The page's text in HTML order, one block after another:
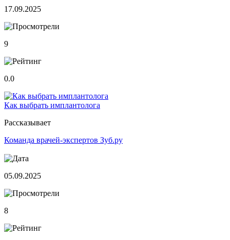
17.09.2025
9
0.0
Как выбрать имплантолога
Рассказывает
Команда врачей-экспертов Зуб.ру
05.09.2025
8